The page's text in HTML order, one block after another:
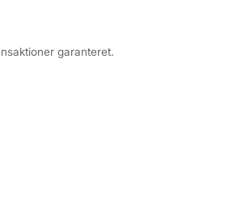
garanteret.